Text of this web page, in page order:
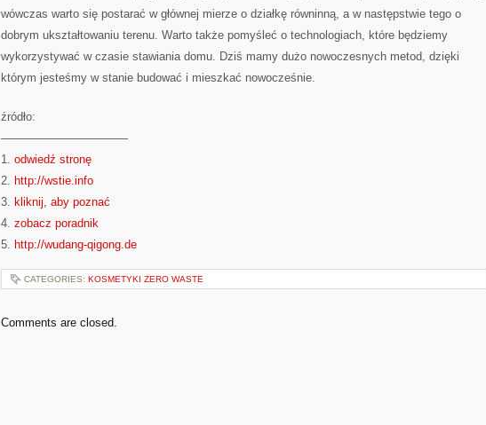
wówczas warto się postarać w głównej mierze o działkę równinną, a w następstwie tego o
dobrym ukształtowaniu terenu. Warto także pomyśleć o technologiach, które będziemy
wykorzystywać w czasie stawiania domu. Dziś mamy dużo nowoczesnych metod, dzięki
którym jesteśmy w stanie budować i mieszkać nowocześnie.
źródło:
———————————
1. odwiedź stronę
2. http://wstie.info
3. kliknij, aby poznać
4. zobacz poradnik
5. http://wudang-qigong.de
CATEGORIES: KOSMETYKI ZERO WASTE
Comments are closed.